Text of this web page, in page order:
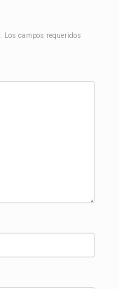
Los campos requeridos